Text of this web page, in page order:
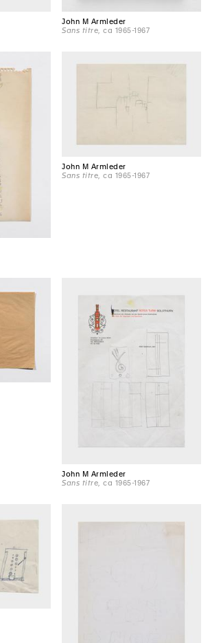
John M Armleder
Sans titre , ca 1965-1967
John M Armleder
Sans titre , ca 1965-1967
John M Armleder
Sans titre , ca 1965-1967